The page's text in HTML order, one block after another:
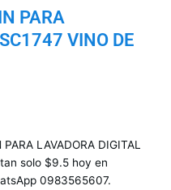
PARA
VINO DE
LAVADORA DIGITAL
solo $9.5 hoy en
0983565607.